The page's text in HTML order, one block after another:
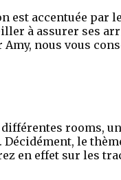
est accentuée par
à assurer ses
nous vous
différentes rooms,
le
en effet sur les